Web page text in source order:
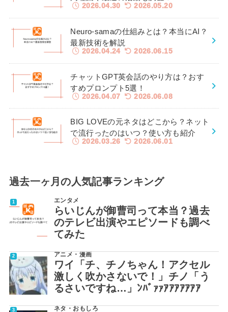
2026.04.30 2026.05.20
Neuro-samaの仕組みとは？本当にAI？
最新技術を解説
2026.04.24 2026.06.15
チャットGPT英会話のやり方は？おす
すめプロンプト5選！
2026.04.07 2026.06.08
BIG LOVEの元ネタはどこから？ネット
で流行ったのはいつ？使い方も紹介
2026.03.26 2026.06.01
過去一ヶ月の人気記事ランキング
エンタメ
らいじんが御曹司って本当？過去
のテレビ出演やエピソードも調べ
てみた
アニメ・漫画
ワイ「チ、チノちゃん！アクセル
激しく吹かさないで！」チノ「う
るさいですね…」ﾝﾊﾞｧｧｱｱｱｱｱｱｱ
ネタ・おもしろ